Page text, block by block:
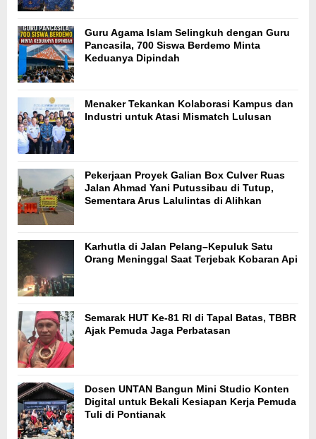
Guru Agama Islam Selingkuh dengan Guru
Pancasila, 700 Siswa Berdemo Minta
Keduanya Dipindah
Menaker Tekankan Kolaborasi Kampus dan
Industri untuk Atasi Mismatch Lulusan
Pekerjaan Proyek Galian Box Culver Ruas
Jalan Ahmad Yani Putussibau di Tutup,
Sementara Arus Lalulintas di Alihkan
Karhutla di Jalan Pelang–Kepuluk Satu
Orang Meninggal Saat Terjebak Kobaran Api
Semarak HUT Ke-81 RI di Tapal Batas, TBBR
Ajak Pemuda Jaga Perbatasan
Dosen UNTAN Bangun Mini Studio Konten
Digital untuk Bekali Kesiapan Kerja Pemuda
Tuli di Pontianak